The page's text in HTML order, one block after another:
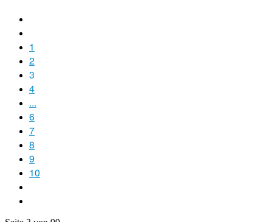
1
2
3
4
...
6
7
8
9
10